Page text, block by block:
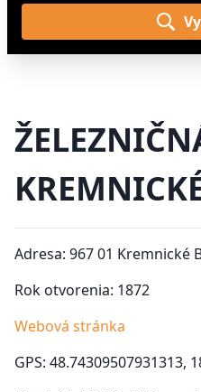
Adresa: 967 01 Kremnické
Rok otvorenia: 1872
Webová stránka
GPS: 48.74309507931313,